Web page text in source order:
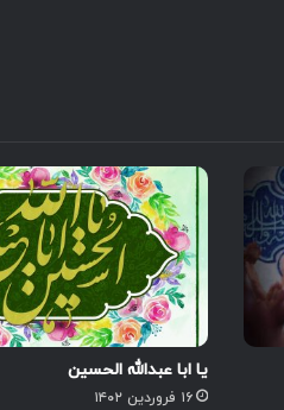
یا ابا عبدالله الحسین
۱۶ فروردین ۱۴۰۲